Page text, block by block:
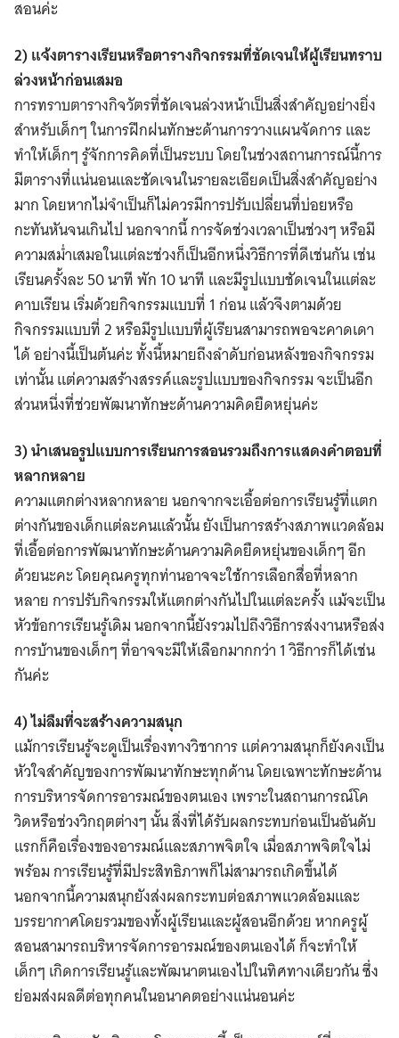
สอนค่ะ
2) แจ้งตารางเรียนหรือตารางกิจกรรมที่ชัดเจนให้ผู้เรียนทราบ
ล่วงหน้าก่อนเสมอ
การทราบตารางกิจวัตรที่ชัดเจนล่วงหน้าเป็นสิ่งสำคัญอย่างยิ่ง
สำหรับเด็กๆ ในการฝึกฝนทักษะด้านการวางแผนจัดการ และ
ทำให้เด็กๆ รู้จักการคิดที่เป็นระบบ โดยในช่วงสถานการณ์นี้การ
มีตารางที่แน่นอนและชัดเจนในรายละเอียดเป็นสิ่งสำคัญอย่าง
มาก โดยหากไม่จำเป็นก็ไม่ควรมีการปรับเปลี่ยนที่บ่อยหรือ
กะทันหันจนเกินไป นอกจากนี้ การจัดช่วงเวลาเป็นช่วงๆ หรือมี
ความสม่ำเสมอในแต่ละช่วงก็เป็นอีกหนึ่งวิธีการที่ดีเช่นกัน เช่น
เรียนครั้งละ 50 นาที พัก 10 นาที และมีรูปแบบชัดเจนในแต่ละ
คาบเรียน เริ่มด้วยกิจกรรมแบบที่ 1 ก่อน แล้วจึงตามด้วย
กิจกรรมแบบที่ 2 หรือมีรูปแบบที่ผู้เรียนสามารถพอจะคาดเดา
ได้ อย่างนี้เป็นต้นค่ะ ทั้งนี้หมายถึงลำดับก่อนหลังของกิจกรรม
เท่านั้น แต่ความสร้างสรรค์และรูปแบบของกิจกรรม จะเป็นอีก
ส่วนหนึ่งที่ช่วยพัฒนาทักษะด้านความคิดยืดหยุ่นค่ะ
3) นำเสนอรูปแบบการเรียนการสอนรวมถึงการแสดงคำตอบที่
หลากหลาย
ความแตกต่างหลากหลาย นอกจากจะเอื้อต่อการเรียนรู้ที่แตก
ต่างกันของเด็กแต่ละคนแล้วนั้น ยังเป็นการสร้างสภาพแวดล้อม
ที่เอื้อต่อการพัฒนาทักษะด้านความคิดยืดหยุ่นของเด็กๆ อีก
ด้วยนะคะ โดยคุณครูทุกท่านอาจจะใช้การเลือกสื่อที่หลาก
หลาย การปรับกิจกรรมให้แตกต่างกันไปในแต่ละครั้ง แม้จะเป็น
หัวข้อการเรียนรู้เดิม นอกจากนี้ยังรวมไปถึงวิธีการส่งงานหรือส่ง
การบ้านของเด็กๆ ที่อาจจะมีให้เลือกมากกว่า 1 วิธีการก็ได้เช่น
กันค่ะ
4) ไม่ลืมที่จะสร้างความสนุก
แม้การเรียนรู้จะดูเป็นเรื่องทางวิชาการ แต่ความสนุกก็ยังคงเป็น
หัวใจสำคัญของการพัฒนาทักษะทุกด้าน โดยเฉพาะทักษะด้าน
การบริหารจัดการอารมณ์ของตนเอง เพราะในสถานการณ์โค
วิดหรือช่วงวิกฤตต่างๆ นั้น สิ่งที่ได้รับผลกระทบก่อนเป็นอันดับ
แรกก็คือเรื่องของอารมณ์และสภาพจิตใจ เมื่อสภาพจิตใจไม่
พร้อม การเรียนรู้ที่มีประสิทธิภาพก็ไม่สามารถเกิดขึ้นได้
นอกจากนี้ความสนุกยังส่งผลกระทบต่อสภาพแวดล้อมและ
บรรยากาศโดยรวมของทั้งผู้เรียนและผู้สอนอีกด้วย หากครูผู้
สอนสามารถบริหารจัดการอารมณ์ของตนเองได้ ก็จะทำให้
เด็กๆ เกิดการเรียนรู้และพัฒนาตนเองไปในทิศทางเดียวกัน ซึ่ง
ย่อมส่งผลดีต่อทุกคนในอนาคตอย่างแน่นอนค่ะ